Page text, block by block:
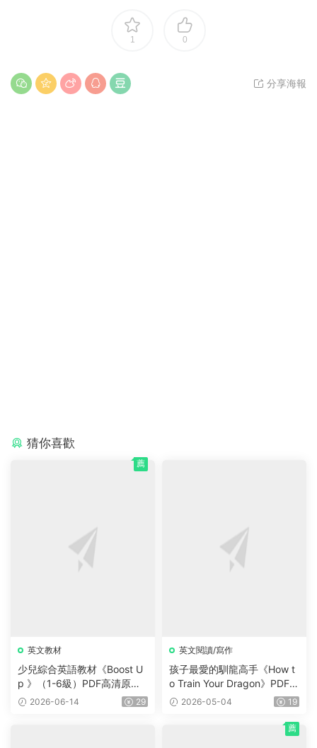
1 0
分享海報
猜你喜歡
英文教材
少兒綜合英語教材《Boost U
p 》（1-6級）PDF高清原版
教材，學生書+課本答案試題
2026-06-14 29
薦
英文閱讀/寫作
孩子最愛的馴龍高手《How t
o Train Your Dragon》PDF書
籍12冊+電子書及音頻+3冊漫
2026-05-04 19
薦